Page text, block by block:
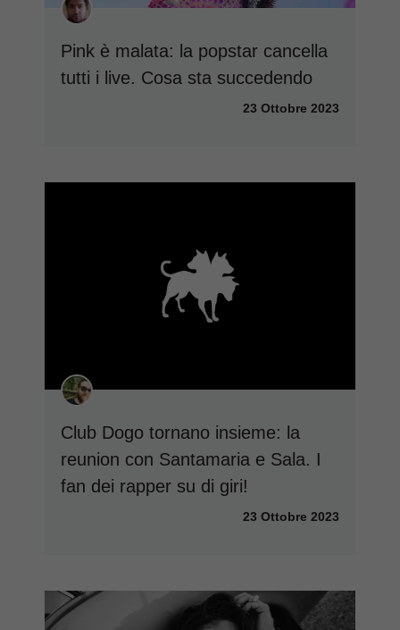
Pink è malata: la popstar cancella
tutti i live. Cosa sta succedendo
23 Ottobre 2023
Club Dogo tornano insieme: la
reunion con Santamaria e Sala. I
fan dei rapper su di giri!
23 Ottobre 2023